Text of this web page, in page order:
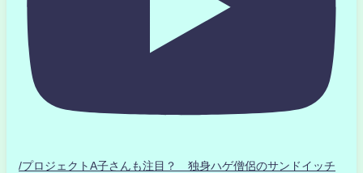
/プロジェクトA子さんも注目？ 独身ハゲ僧侶のサンドイッチ